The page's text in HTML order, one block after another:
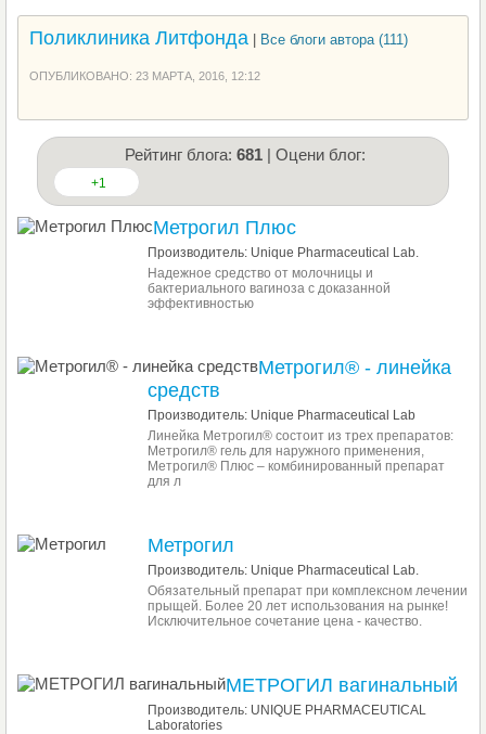
Поликлиника Литфонда Все блоги автора (111)
ОПУБЛИКОВАНО: 23 МАРТА, 2016, 12:12
Рейтинг блога: 681 | Оцени блог:
+1
Метрогил Плюс
Производитель: Unique Pharmaceutical Lab.
Надежное средство от молочницы и
бактериального вагиноза с доказанной
эффективностью
Метрогил® - линейка
средств
Производитель: Unique Pharmaceutical Lab
Линейка Метрогил® состоит из трех препаратов:
Метрогил® гель для наружного применения,
Метрогил® Плюс – комбинированный препарат
для л
Метрогил
Производитель: Unique Pharmaceutical Lab.
Обязательный препарат при комплексном лечении
прыщей. Более 20 лет использования на рынке!
Исключительное сочетание цена - качество.
МЕТРОГИЛ вагинальный
Производитель: UNIQUE PHARMACEUTICAL
Laboratories